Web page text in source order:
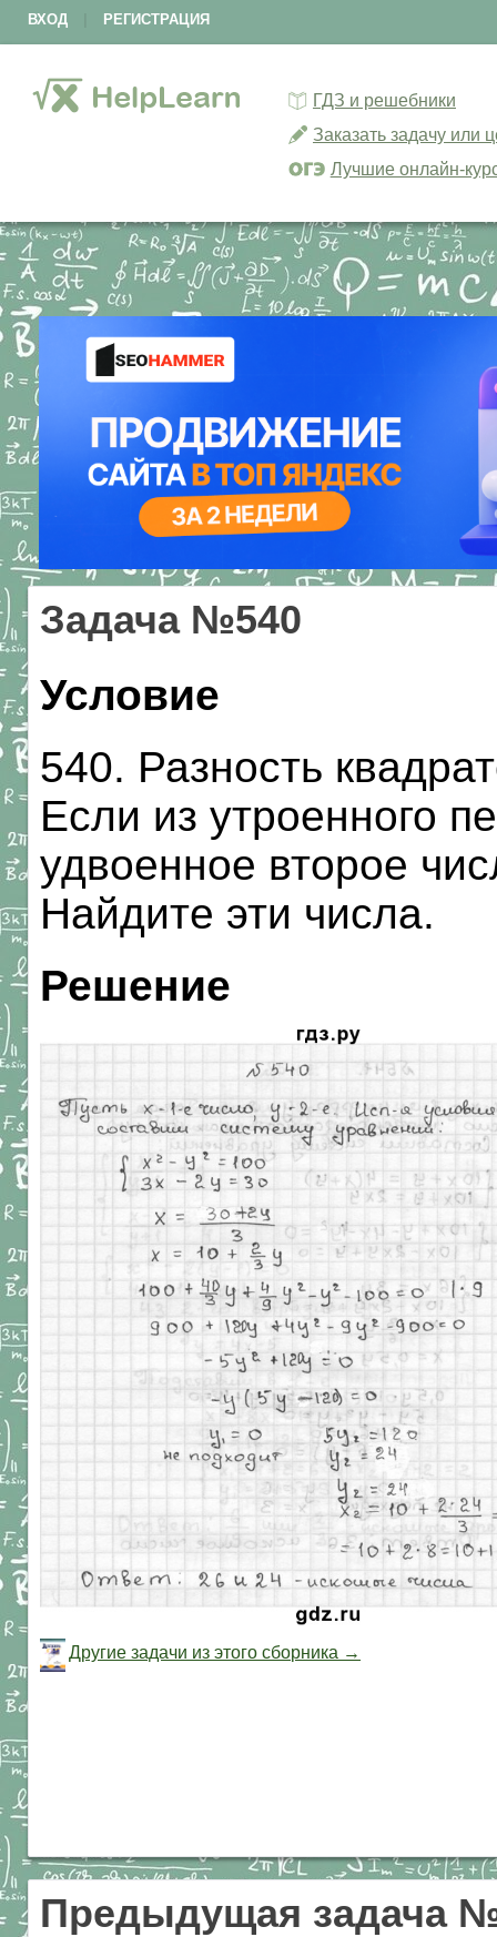
ВХОД РЕГИСТРАЦИЯ
ГДЗ и решебники
Заказать задачу или
Лучшие онлайн-
Задача №540
Условие
540. Разность
Если из утроенного
удвоенное второе
Найдите эти числа.
Решение
Другие задачи из этого сборника →
Предыдущая задача